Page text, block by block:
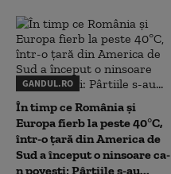
GANDUL.RO
În timp ce România și
Europa fierb la peste 40°C,
într-o țară din America de
Sud a început o ninsoare ca-
n povești: Pârtiile s-au...